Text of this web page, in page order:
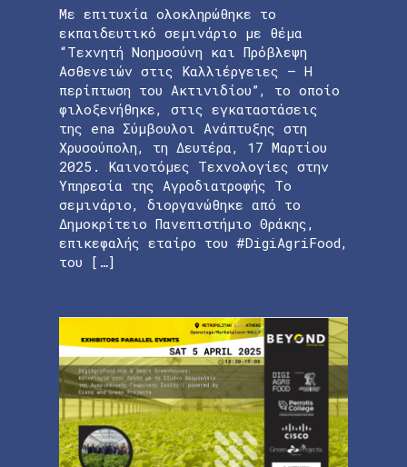
Με επιτυχία ολοκληρώθηκε το
εκπαιδευτικό σεμινάριο με θέμα
“Τεχνητή Νοημοσύνη και Πρόβλεψη
Ασθενειών στις Καλλιέργειες – Η
περίπτωση του Ακτινιδίου”, το οποίο
φιλοξενήθηκε, στις εγκαταστάσεις
της ena Σύμβουλοι Ανάπτυξης στη
Χρυσούπολη, τη Δευτέρα, 17 Μαρτίου
2025. Καινοτόμες Τεχνολογίες στην
Υπηρεσία της Αγροδιατροφής Το
σεμινάριο, διοργανώθηκε από το
Δημοκρίτειο Πανεπιστήμιο Θράκης,
επικεφαλής εταίρο του #DigiAgriFood,
του […]